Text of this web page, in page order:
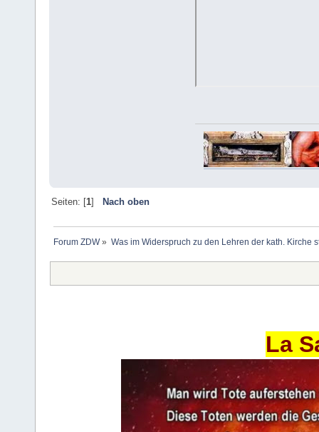
Seiten: [1] Nach oben
Forum ZDW» Was im Widerspruch zu den Lehren der kath. Kirche
La